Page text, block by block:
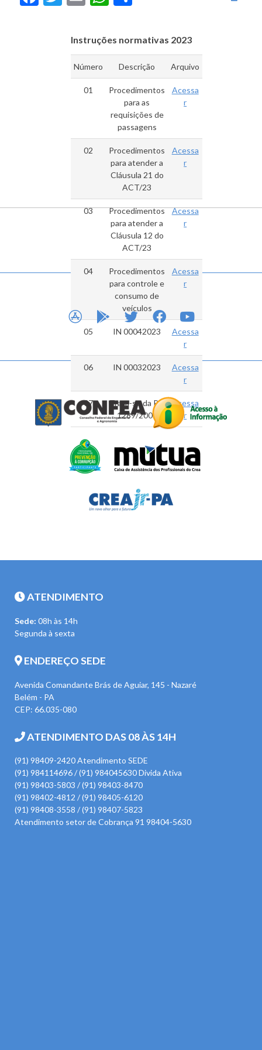
Instruções normativas 2023
Número Descrição Arquivo
01
Procedimentos
para as
requisições de
passagens
Acessa
r
02
Procedimentos
para atender a
Cláusula 21 do
ACT/23
Acessa
r
03
Procedimentos
para atender a
Cláusula 12 do
ACT/23
Acessa
r
04
Procedimentos
para controle e
consumo de
veículos
Acessa
r
05 IN 00042023
Acessa
r
06 IN 00032023
Acessa
r
07
Trata-se da PL-
1289/2005
Acessa
r
APP STOREGOOGLE PLAY
TWITTERFACEBOOK
ATENDIMENTO
Sede: 08h às 14h
Segunda à sexta
ENDEREÇO SEDE
Avenida Comandante Brás de Aguiar, 145 - Nazaré
Belém - PA
CEP: 66.035-080
ATENDIMENTO DAS 08 ÀS 14H
(91) 98409-2420 Atendimento SEDE
(91) 984114696 / (91) 984045630 Divida Ativa
(91) 98403-5803 / (91) 98403-8470
(91) 98402-4812 / (91) 98405-6120
(91) 98408-3558 / (91) 98407-5823
Atendimento setor de Cobrança 91 98404-5630